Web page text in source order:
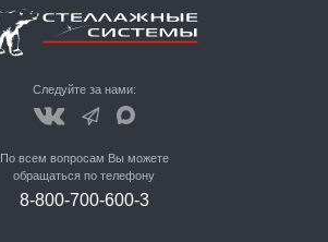
Следуйте за нами:
По всем вопросам Вы можете
обращаться по телефону
8-800-700-600-3